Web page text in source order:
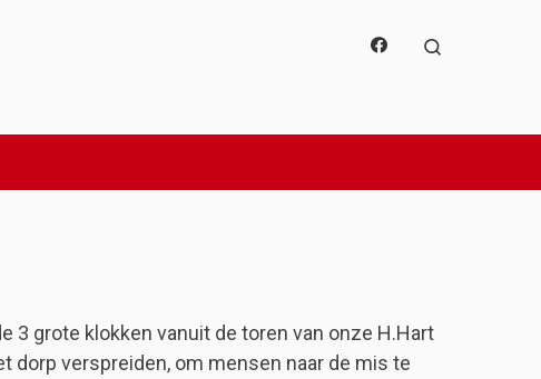
3 grote klokken vanuit de toren van onze H.Hart
dorp verspreiden, om mensen naar de mis te